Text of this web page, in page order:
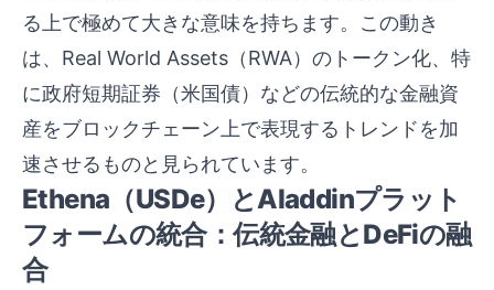
る上で極めて大きな意味を持ちます。この動き
は、Real World Assets（RWA）のトークン化、特
に政府短期証券（米国債）などの伝統的な金融資
産をブロックチェーン上で表現するトレンドを加
速させるものと見られています。
Ethena（USDe）とAladdinプラット
フォームの統合：伝統金融とDeFiの融
合